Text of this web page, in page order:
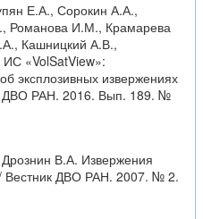
Е.А., Сорокин А.А.,
Романова И.М., Крамарева
Кашницкий А.В.,
«VolSatView»:
эксплозивных извержениях
ДВО РАН. 2016. Вып. 189. №
В.А. Извержения
Вестник ДВО РАН. 2007. № 2.